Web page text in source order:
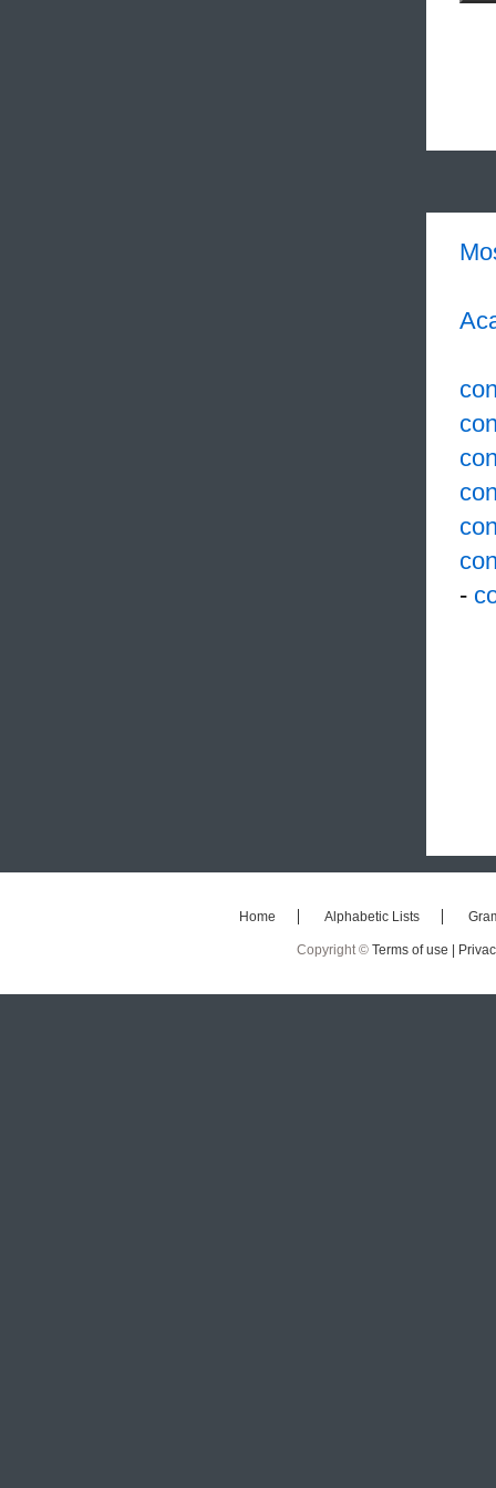
-
Home Alphabetic Lists
Copyright © Terms of use |